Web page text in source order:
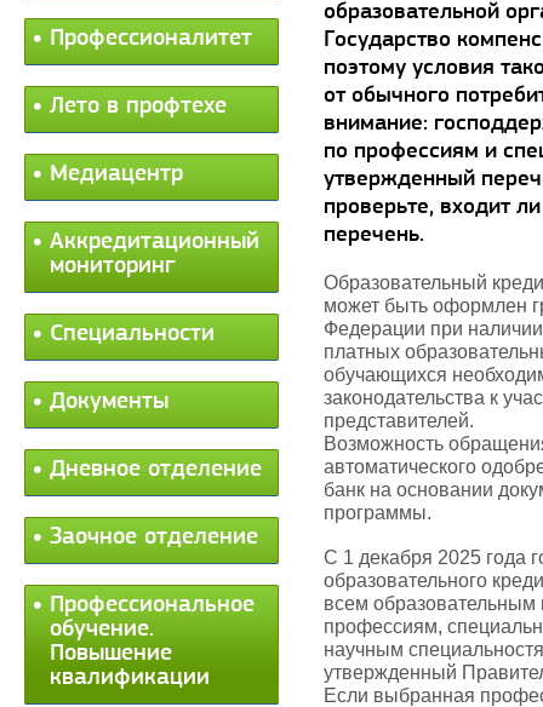
Профессионалитет
Лето в профтехе
Медиацентр
Аккредитационный
мониторинг
Специальности
Документы
Дневное отделение
Заочное отделение
Профессиональное
обучение.
Повышение
квалификации
образовательной
Государство
поэтому условия
от обычного
внимание:
по профессиям и
утвержденный
проверьте, входит
перечень.
Образовательный
может быть оформлен
Федерации при
платных
обучающихся
законодательства к
представителей.
Возможность
автоматического
банк на основании
программы.
С 1 декабря 2025 года
образовательного
всем
профессиям,
научным
утвержденный
Если выбранная